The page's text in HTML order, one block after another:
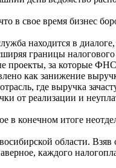
в свое время бизнес
находится в
границы
за которые ФНС
как занижение
где выручка
реализации и
конечном итоге
области.
каждого